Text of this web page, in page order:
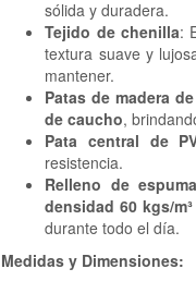
sólida y duradera.
Tejido de chenilla:
textura suave y
mantener.
Patas de madera
de caucho,
Pata central de
resistencia.
Relleno de
densidad 60 kgs/m³
durante todo el día.
Medidas y Dimensiones: